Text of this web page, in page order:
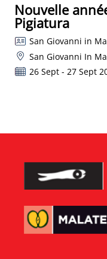
Nouvelle
Pigiatura
San Giovanni in
San Giovanni In
26 Sept - 27 Sept